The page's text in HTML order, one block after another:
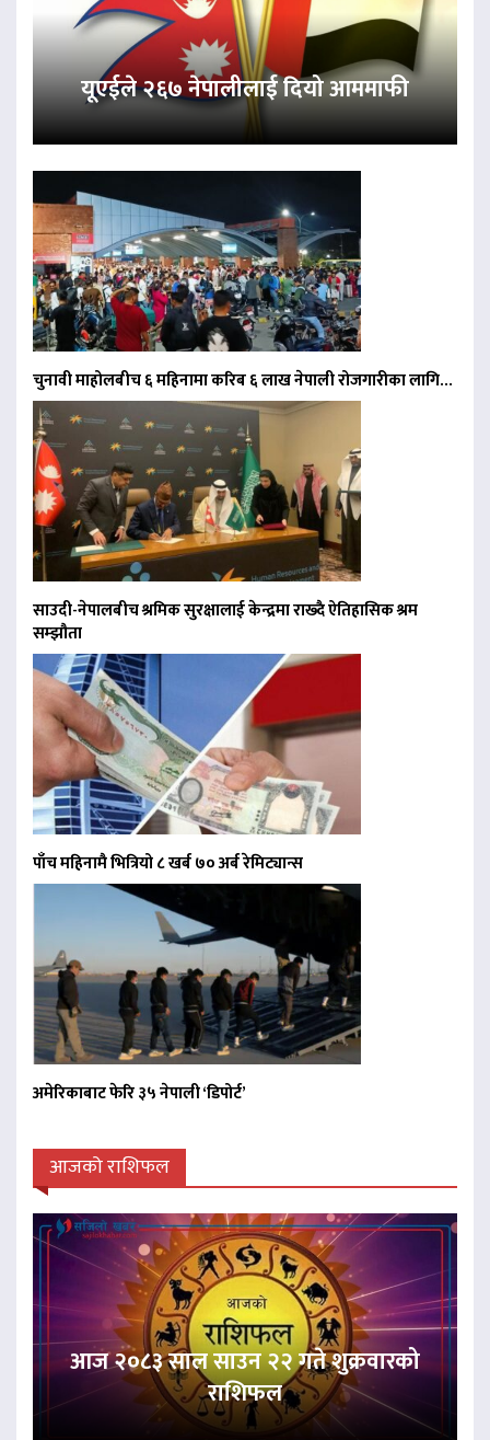
यूएईले २६७ नेपालीलाई दियो आममाफी
चुनावी माहोलबीच ६ महिनामा करिब ६ लाख नेपाली रोजगारीका लागि…
साउदी-नेपालबीच श्रमिक सुरक्षालाई केन्द्रमा राख्दै ऐतिहासिक श्रम
सम्झौता
पाँच महिनामै भित्रियो ८ खर्ब ७० अर्ब रेमिट्यान्स
अमेरिकाबाट फेरि ३५ नेपाली ‘डिपोर्ट’
आजको राशिफल
आज २०८३ साल साउन २२ गते शुक्रवारको
राशिफल